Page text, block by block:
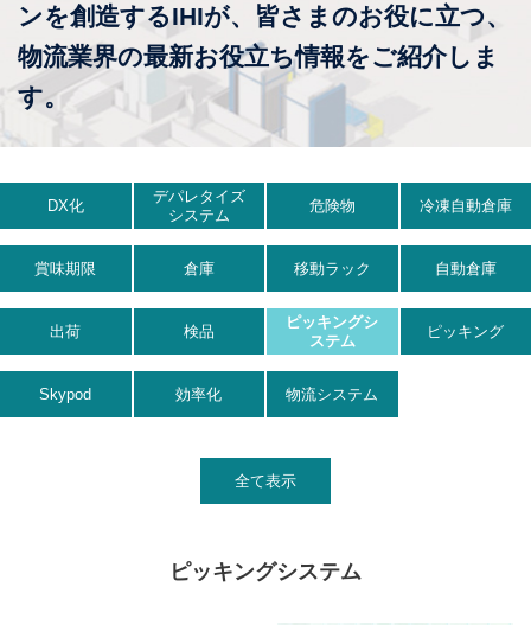
ンを創造するIHIが、 皆さまのお役に立つ、
物流業界の最新お役立ち情報をご紹介しま
す。
DX化
デパレタイズ
システム
危険物 冷凍自動倉庫
賞味期限 倉庫 移動ラック 自動倉庫
出荷 検品
ピッキングシ
ステム
ピッキング
Skypod 効率化 物流システム
全て表示
ピッキングシステム